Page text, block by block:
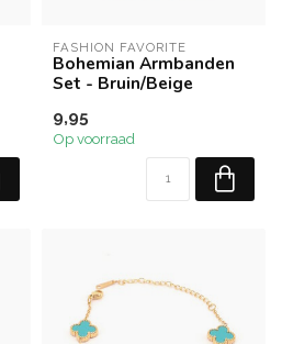
FASHION FAVORITE
Bohemian Armbanden
Set - Bruin/Beige
9,95
Op voorraad